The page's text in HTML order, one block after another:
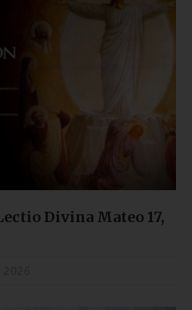
Divina Mateo 17,